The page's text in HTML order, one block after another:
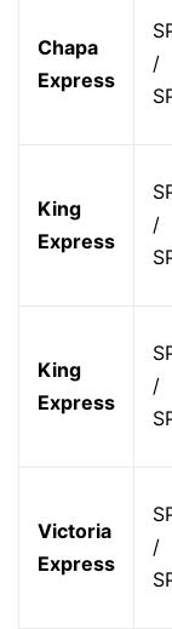
Chapa
Express
/
King
Express
/
King
Express
/
Victoria
Express
/